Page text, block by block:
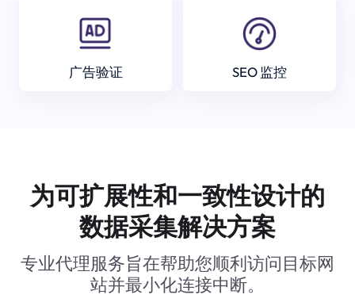
广告验证 SEO 监控
为可扩展性和一致性设计的
数据采集解决方案
专业代理服务旨在帮助您顺利访问目标网
站并最小化连接中断。